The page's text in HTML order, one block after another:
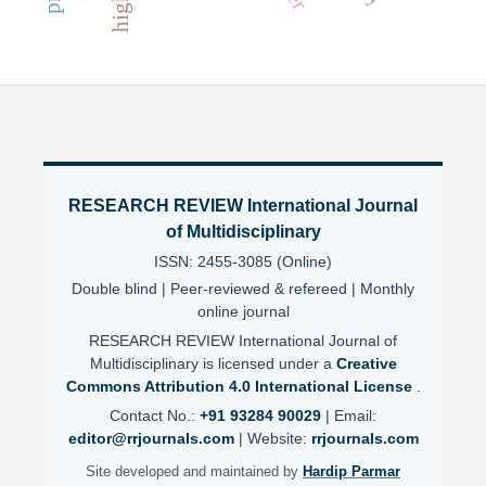
RESEARCH REVIEW International Journal
of Multidisciplinary
ISSN: 2455-3085 (Online)
Double blind | Peer-reviewed & refereed | Monthly
online journal
RESEARCH REVIEW International Journal of
Multidisciplinary is licensed under a Creative
Commons Attribution 4.0 International License
Contact No.: +91 93284 90029 | Email:
editor@rrjournals.com | Website: rrjournals.com
Site developed and maintained by Hardip Parmar